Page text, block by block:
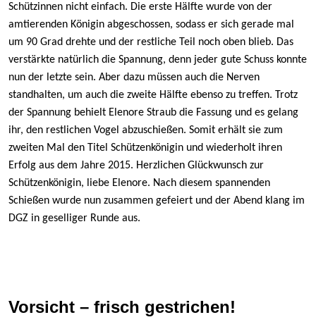
Schützinnen nicht einfach. Die erste Hälfte wurde von der
amtierenden Königin abgeschossen, sodass er sich gerade mal
um 90 Grad drehte und der restliche Teil noch oben blieb. Das
verstärkte natürlich die Spannung, denn jeder gute Schuss konnte
nun der letzte sein. Aber dazu müssen auch die Nerven
standhalten, um auch die zweite Hälfte ebenso zu treffen. Trotz
der Spannung behielt Elenore Straub die Fassung und es gelang
ihr, den restlichen Vogel abzuschießen. Somit erhält sie zum
zweiten Mal den Titel Schützenkönigin und wiederholt ihren
Erfolg aus dem Jahre 2015. Herzlichen Glückwunsch zur
Schützenkönigin, liebe Elenore. Nach diesem spannenden
Schießen wurde nun zusammen gefeiert und der Abend klang im
DGZ in geselliger Runde aus.
Vorsicht – frisch gestrichen!